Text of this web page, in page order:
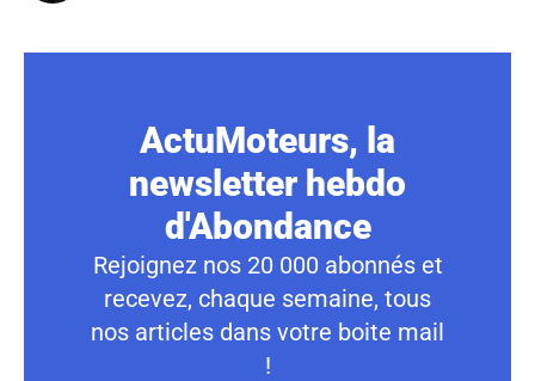
ActuMoteurs, la
newsletter hebdo
d'Abondance
Rejoignez nos 20 000 abonnés et
recevez, chaque semaine, tous
nos articles dans votre boite mail
!